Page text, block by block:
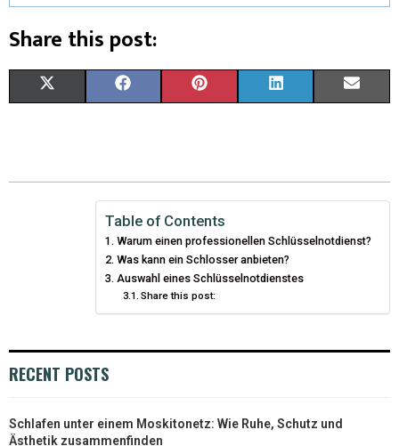
Share this post:
W E
O
O
K
T
E
R
E
S
K
D
I
N
I
Table of Contents
Warum einen professionellen Schlüsselnotdienst?
Was kann ein Schlosser anbieten?
Auswahl eines Schlüsselnotdienstes
Share this post:
RECENT POSTS
Schlafen unter einem Moskitonetz: Wie Ruhe, Schutz und
Ästhetik zusammenfinden